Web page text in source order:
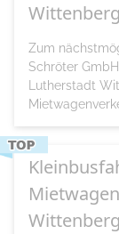
Wittenberg
Zum
Schröter
Lutherstadt
Wittenberg